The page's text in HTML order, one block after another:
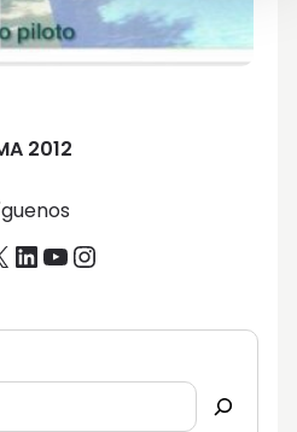
2012
LinkedIn
YouTube
Instagram